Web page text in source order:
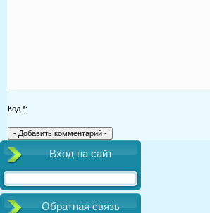
Код *:
Вход на сайт
Обратная связь